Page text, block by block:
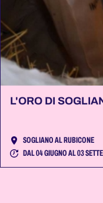
L'ORO DI
SOGLIANO AL RUBICONE
DAL 04 GIUGNO AL 03